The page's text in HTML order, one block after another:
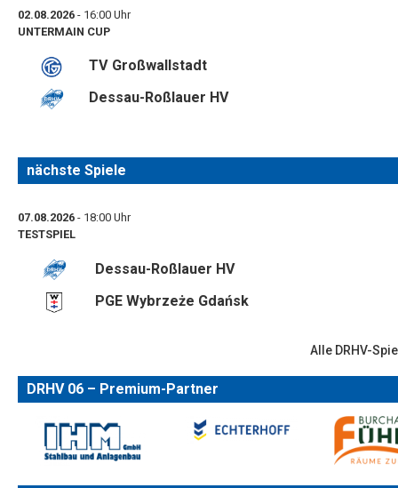
02.08.2026 - 16:00 Uhr
UNTERMAIN CUP
TV Großwallstadt
Dessau-Roßlauer HV
nächste Spiele
07.08.2026 - 18:00 Uhr
TESTSPIEL
Dessau-Roßlauer HV
PGE Wybrzeże Gdańsk
Alle DRHV-
DRHV 06 – Premium-Partner